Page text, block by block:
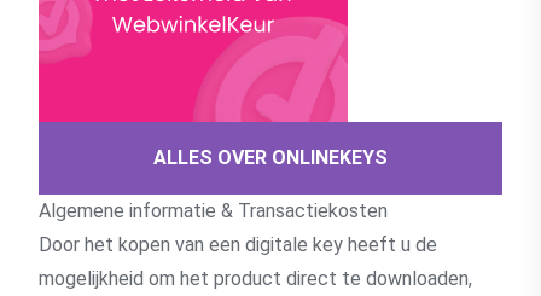
ALLES OVER ONLINEKEYS
Algemene informatie & Transactiekosten
Door het kopen van een digitale key heeft u de
mogelijkheid om het product direct te downloaden,